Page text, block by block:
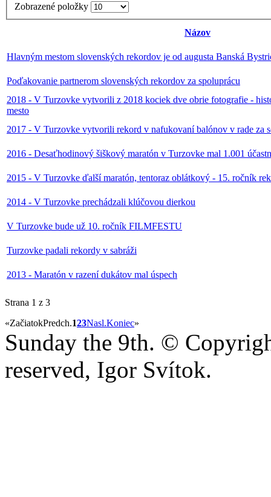
Zobrazené položky
Názov
Hlavným mestom slovenských rekordov je od augusta Banská
Poďakovanie partnerom slovenských rekordov za spoluprácu
2018 - V Turzovke vytvorili z 2018 kociek dve obrie fotografie -
mesto
2017 - V Turzovke vytvorili rekord v nafukovaní balónov v rade za
2016 - Desaťhodinový šiškový maratón v Turzovke mal 1.001
2015 - V Turzovke ďalší maratón, tentoraz oblátkový - 15. ročník
2014 - V Turzovke prechádzali klúčovou dierkou
V Turzovke bude už 10. ročník FILMFESTU
Turzovke padali rekordy v sabráži
2013 - Maratón v razení dukátov mal úspech
Strana 1 z 3
«ZačiatokPredch.123Nasl.Koniec»
Sunday the 9th. ©
reserved, Igor Svítok.